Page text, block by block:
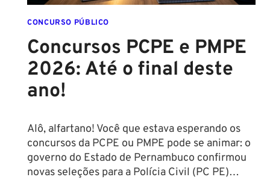
CONCURSO PÚBLICO
Concursos PCPE e PMPE
2026: Até o final deste
ano!
Alô, alfartano! Você que estava esperando os
concursos da PCPE ou PMPE pode se animar: o
governo do Estado de Pernambuco confirmou
novas seleções para a Polícia Civil (PC PE)…